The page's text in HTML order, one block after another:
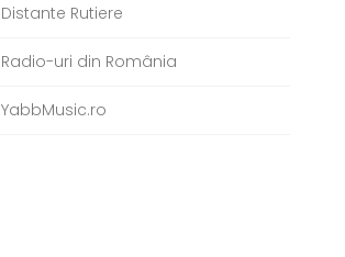
Distante Rutiere
Radio-uri din România
YabbMusic.ro